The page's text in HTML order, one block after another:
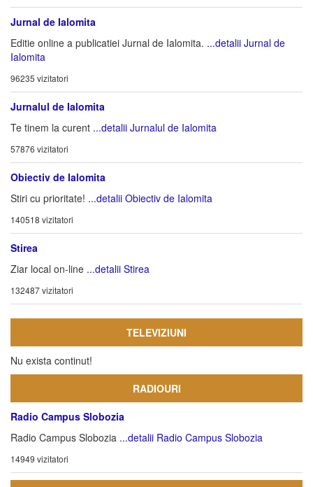
Jurnal de Ialomita
Editie online a publicatiei Jurnal de Ialomita. ...detalii Jurnal de
Ialomita
96235 vizitatori
Jurnalul de Ialomita
Te tinem la curent ...detalii Jurnalul de Ialomita
57876 vizitatori
Obiectiv de Ialomita
Stiri cu prioritate! ...detalii Obiectiv de Ialomita
140518 vizitatori
Stirea
Ziar local on-line ...detalii Stirea
132487 vizitatori
TELEVIZIUNI
Nu exista continut!
RADIOURI
Radio Campus Slobozia
Radio Campus Slobozia ...detalii Radio Campus Slobozia
14949 vizitatori